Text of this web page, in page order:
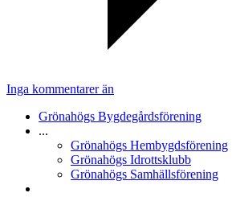
Inga kommentarer än
Grönahögs Bygdegårdsförening
...
Grönahögs Hembygdsförening
Grönahögs Idrottsklubb
Grönahögs Samhällsförening